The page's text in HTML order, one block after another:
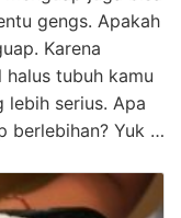
gengs. Apakah
Karena
tubuh kamu
serius. Apa
berlebihan? Yuk …